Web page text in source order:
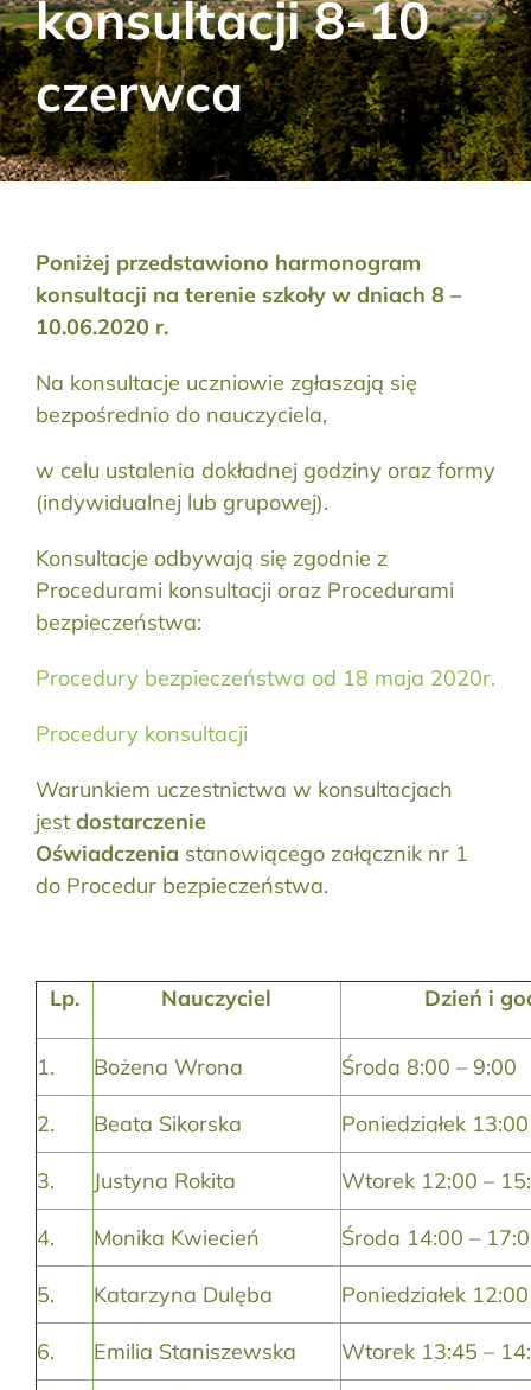
Aktualności
Kontakt
RODO
konsultacji 8-10
czerwca
Poniżej przedstawiono harmonogram
konsultacji na terenie szkoły w dniach 8 –
10.06.2020 r.
Na konsultacje uczniowie zgłaszają się
bezpośrednio do nauczyciela,
w celu ustalenia dokładnej godziny oraz formy
(indywidualnej lub grupowej).
Konsultacje odbywają się zgodnie z
Procedurami konsultacji oraz Procedurami
bezpieczeństwa:
Procedury bezpieczeństwa od 18 maja 2020r.
Procedury konsultacji
Warunkiem uczestnictwa w konsultacjach
jest dostarczenie
Oświadczenia stanowiącego załącznik nr 1
do Procedur bezpieczeństwa.
Lp. Nauczyciel Dzień i
1. Bożena Wrona Środa 8:00 – 9:00
2. Beata Sikorska Poniedziałek
3. Justyna Rokita Wtorek 12:00 –
4. Monika Kwiecień Środa 14:00 –
5. Katarzyna Dulęba Poniedziałek
6. Emilia Staniszewska Wtorek 13:45 –